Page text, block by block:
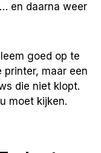
en daarna weer
goed op te
printer, maar een
die niet klopt.
moet kijken.